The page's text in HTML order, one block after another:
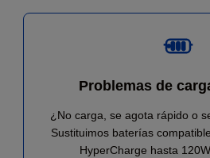
Problemas de
¿No carga, se agota rápido o
Sustituimos baterías
HyperCharge hasta